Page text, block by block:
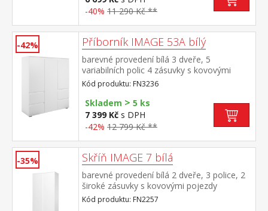
-40% 11 290 Kč **
-42% Příborník IMAGE 53A bílý
barevné provedení bílá 3 dveře, 5
variabilních polic 4 zásuvky s kovovými
pojezdy
Kód produktu: FN3236
Skladem > 5 ks
7 399 Kč s DPH
-42% 12 799 Kč **
-35% Skříň IMAGE 7 bílá
barevné provedení bílá 2 dveře, 3 police, 2
široké zásuvky s kovovými pojezdy
Kód produktu: FN2257